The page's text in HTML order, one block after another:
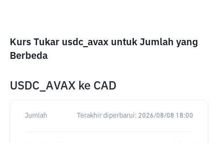
Kurs Tukar usdc_avax untuk Jumlah yang
Berbeda
USDC_AVAX ke CAD
Jumlah Terakhir diperbarui: 2026/08/08 18:00